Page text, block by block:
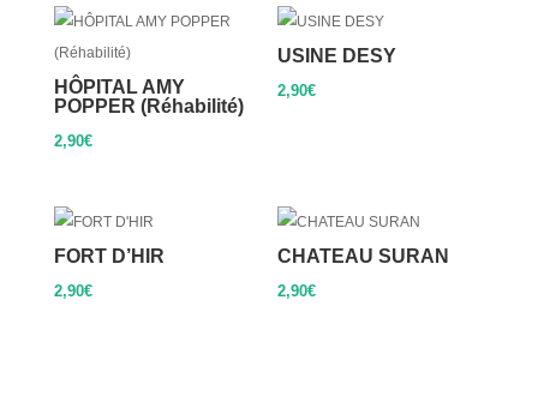
HÔPITAL AMY
POPPER (Réhabilité)
2,90€
USINE DESY
2,90€
FORT D’HIR
2,90€
CHATEAU SURAN
2,90€